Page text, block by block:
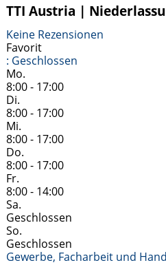
Weiterlesen …
TTI Austria |
Keine Rezensionen
Favorit
: Geschlossen
Mo.
8:00 - 17:00
Di.
8:00 - 17:00
Mi.
8:00 - 17:00
Do.
8:00 - 17:00
Fr.
8:00 - 14:00
Sa.
Geschlossen
So.
Geschlossen
Gewerbe, Facharbeit und